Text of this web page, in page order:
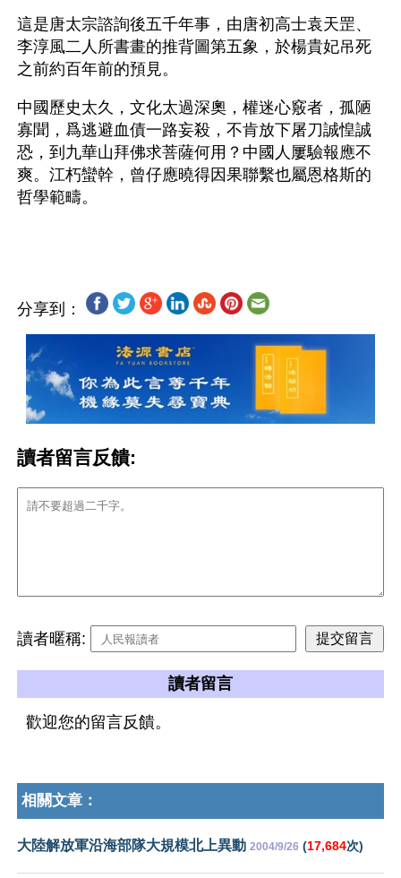
這是唐太宗諮詢後五千年事，由唐初高士袁天罡、
李淳風二人所書畫的推背圖第五象，於楊貴妃吊死
之前約百年前的預見。
中國歷史太久，文化太過深奧，權迷心竅者，孤陋
寡聞，爲逃避血債一路妄殺，不肯放下屠刀誠惶誠
恐，到九華山拜佛求菩薩何用？中國人屢驗報應不
爽。江朽蠻幹，曾仔應曉得因果聯繫也屬恩格斯的
哲學範疇。
分享到：
讀者留言反饋:
讀者暱稱:
讀者留言
歡迎您的留言反饋。
相關文章：
大陸解放軍沿海部隊大規模北上異動 2004/9/26 (17,684次)